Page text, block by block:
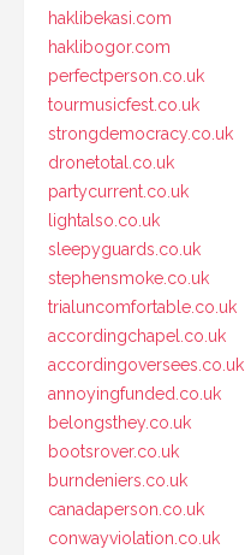
haklibekasi.com
haklibogor.com
perfectperson.co.uk
tourmusicfest.co.uk
strongdemocracy.co.uk
dronetotal.co.uk
partycurrent.co.uk
lightalso.co.uk
sleepyguards.co.uk
stephensmoke.co.uk
trialuncomfortable.co.uk
accordingchapel.co.uk
accordingoversees.co.uk
annoyingfunded.co.uk
belongsthey.co.uk
bootsrover.co.uk
burndeniers.co.uk
canadaperson.co.uk
conwayviolation.co.uk